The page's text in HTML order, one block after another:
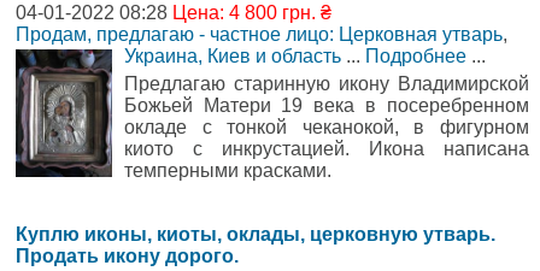
04-01-2022 08:28 Цена: 4 800 грн. ₴
Продам, предлагаю - частное лицо: Церковная утварь,
Украина, Киев и область ... Подробнее ...
Предлагаю старинную икону Владимирской
Божьей Матери 19 века в посеребренном
окладе с тонкой чеканокой, в фигурном
киото с инкрустацией. Икона написана
темперными красками.
Куплю иконы, киоты, оклады, церковную утварь.
Продать икону дорого.